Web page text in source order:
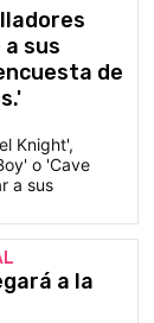
sus
de
Knight',
o 'Cave
a sus
a la